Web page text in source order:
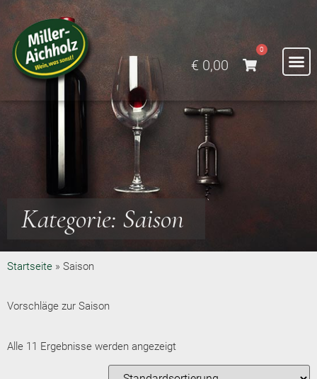
€ 0,00
0
Kategorie: Saison
Startseite » Saison
Vorschläge zur Saison
Alle 11 Ergebnisse werden angezeigt